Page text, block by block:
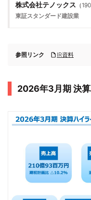
株式会社テノックス （
東証スタンダード建設業
参照リンク IR資料
2026年3月期 決